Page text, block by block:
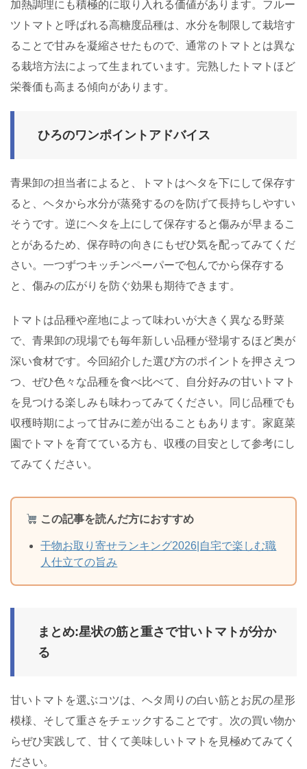
加熱調理にも積極的に取り入れる価値があります。フルー
ツトマトと呼ばれる高糖度品種は、水分を制限して栽培す
ることで甘みを凝縮させたもので、通常のトマトとは異な
る栽培方法によって生まれています。完熟したトマトほど
栄養価も高まる傾向があります。
ひろのワンポイントアドバイス
青果卸の担当者によると、トマトはヘタを下にして保存す
ると、ヘタから水分が蒸発するのを防げて長持ちしやすい
そうです。逆にヘタを上にして保存すると傷みが早まるこ
とがあるため、保存時の向きにもぜひ気を配ってみてくだ
さい。一つずつキッチンペーパーで包んでから保存する
と、傷みの広がりを防ぐ効果も期待できます。
トマトは品種や産地によって味わいが大きく異なる野菜
で、青果卸の現場でも毎年新しい品種が登場するほど奥が
深い食材です。今回紹介した選び方のポイントを押さえつ
つ、ぜひ色々な品種を食べ比べて、自分好みの甘いトマト
を見つける楽しみも味わってみてください。同じ品種でも
収穫時期によって甘みに差が出ることもあります。家庭菜
園でトマトを育てている方も、収穫の目安として参考にし
てみてください。
この記事を読んだ方におすすめ
干物お取り寄せランキング2026|自宅で楽しむ職
人仕立ての旨み
まとめ:星状の筋と重さで甘いトマトが分か
る
甘いトマトを選ぶコツは、ヘタ周りの白い筋とお尻の星形
模様、そして重さをチェックすることです。次の買い物か
らぜひ実践して、甘くて美味しいトマトを見極めてみてく
ださい。